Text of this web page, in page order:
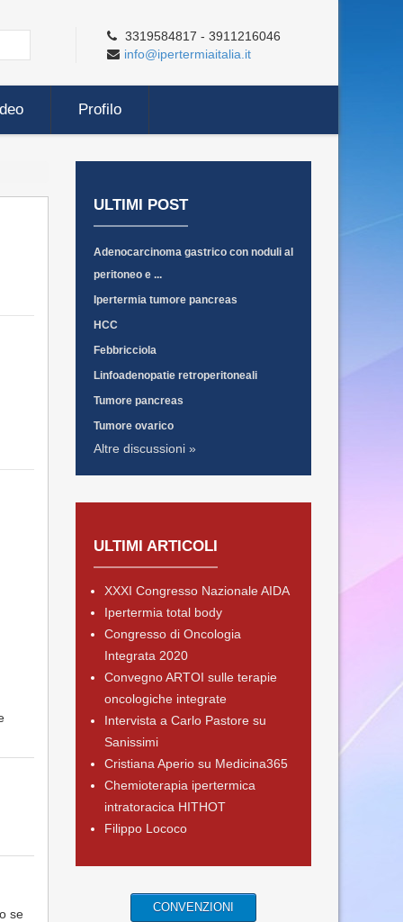
3319584817 - 3911216046
info@ipertermiaitalia.it
Profilo
se
ULTIMI POST
Adenocarcinoma gastrico con noduli al
peritoneo e ...
Ipertermia tumore pancreas
HCC
Febbricciola
Linfoadenopatie retroperitoneali
Tumore pancreas
Tumore ovarico
Altre discussioni »
ULTIMI ARTICOLI
XXXI Congresso Nazionale AIDA
Ipertermia total body
Congresso di Oncologia
Integrata 2020
Convegno ARTOI sulle terapie
oncologiche integrate
Intervista a Carlo Pastore su
Sanissimi
Cristiana Aperio su Medicina365
Chemioterapia ipertermica
intratoracica HITHOT
Filippo Lococo
CONVENZIONI